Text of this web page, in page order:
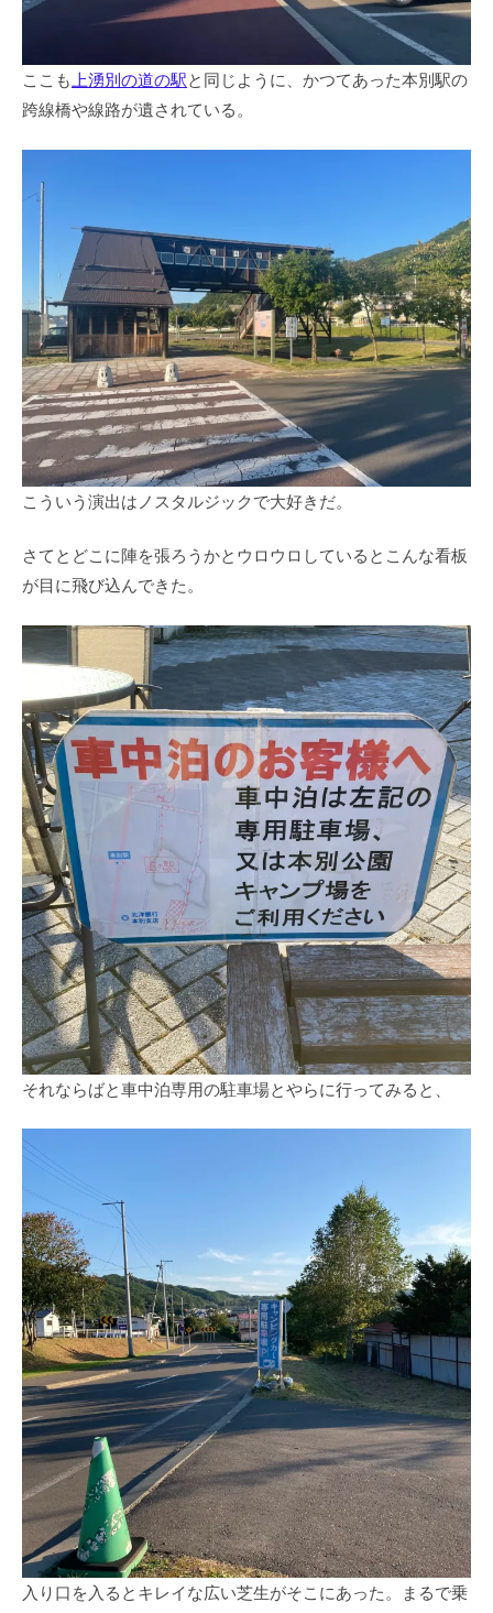
ここも上湧別の道の駅と同じように、かつてあった本別駅の
跨線橋や線路が遺されている。
こういう演出はノスタルジックで大好きだ。
さてとどこに陣を張ろうかとウロウロしているとこんな看板
が目に飛び込んできた。
それならばと車中泊専用の駐車場とやらに行ってみると、
入り口を入るとキレイな広い芝生がそこにあった。まるで乗